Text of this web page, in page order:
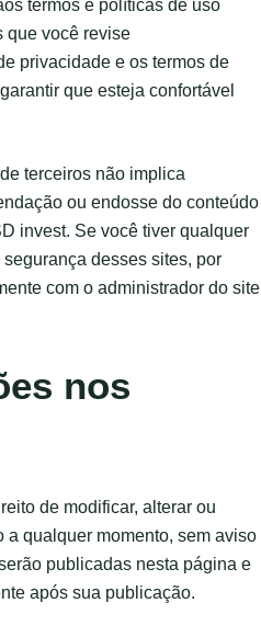
termos e políticas de uso
que você revise
privacidade e os termos de
que esteja confortável
terceiros não implica
ou endosse do conteúdo
invest. Se você tiver qualquer
desses sites, por
com o administrador do site
nos
de modificar, alterar ou
a qualquer momento, sem aviso
publicadas nesta página e
após sua publicação.